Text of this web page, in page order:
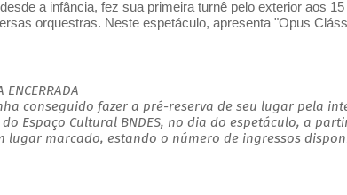
a infância, fez sua primeira turnê pelo exterior aos
orquestras. Neste espetáculo, apresenta "Opus
ENCERRADA
conseguido fazer a pré-reserva de seu lugar pela
Espaço Cultural BNDES, no dia do espetáculo, a
lugar marcado, estando o número de ingressos